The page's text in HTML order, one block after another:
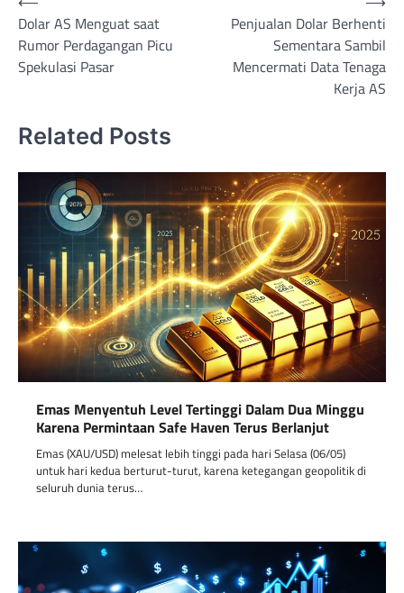
navigation
Dolar AS Menguat saat
Rumor Perdagangan Picu
Spekulasi Pasar
Penjualan Dolar Berhenti
Sementara Sambil
Mencermati Data Tenaga
Kerja AS
Related Posts
Emas Menyentuh Level Tertinggi Dalam Dua Minggu
Karena Permintaan Safe Haven Terus Berlanjut
Emas (XAU/USD) melesat lebih tinggi pada hari Selasa (06/05)
untuk hari kedua berturut-turut, karena ketegangan geopolitik di
seluruh dunia terus…